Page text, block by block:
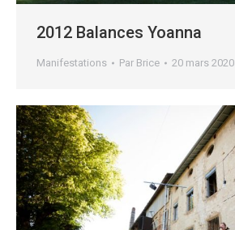
2012 Balances Yoanna
Manifestations Par Brice 20 mars 2020